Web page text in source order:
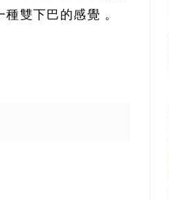
雙下巴的感覺 。